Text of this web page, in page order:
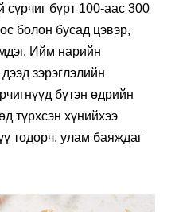
сүрчиг бүрт 100-аас 300
болон бусад цэвэр,
Ийм нарийн
зэрэглэлийн
бүтэн өдрийн
түрхсэн хүнийхээ
тодорч, улам баяждаг